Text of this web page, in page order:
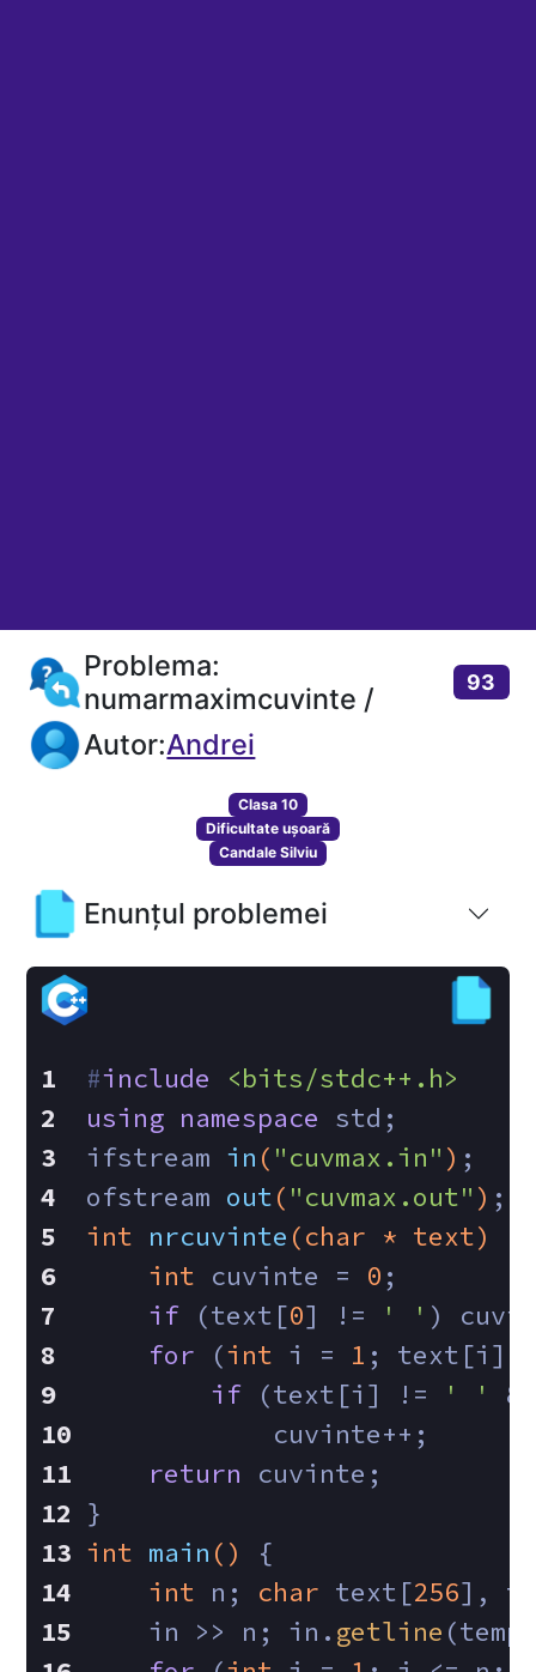
Problema:
numarmaximcuvinte /
93
Autor:Andrei
Clasa 10
Dificultate ușoară
Candale Silviu
Enunțul problemei
#include
<bits/stdc++.h>
using namespace std;
ifstream in ( "cuvmax.in" ) ;
ofstream out( "cuvmax.out" ) ;
int nrcuvinte (char * text)
int cuvinte = 0 ;
if (text[0] != ' ' )
for (int i = 1 ; text[i];
if (text[i] != ' '
            cuvinte++;
return cuvinte;
}
int main ()
{
int n; char text[256],
    in >> n; in.
getline